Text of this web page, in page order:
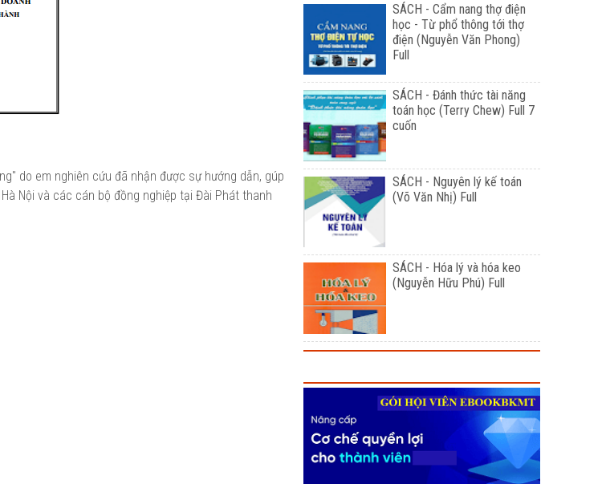
do em nghiên cứu đã nhận được sự hướng dẫn, gúp
Nội và các cán bộ đồng nghiệp tại Đài Phát thanh
SÁCH - Cẩm nang thợ điện
học - Từ phổ thông tới thợ
điện (Nguyễn Văn Phong)
Full
SÁCH - Đánh thức tài năng
toán học (Terry Chew) Full 7
cuốn
SÁCH - Nguyên lý kế toán
(Võ Văn Nhị) Full
SÁCH - Hóa lý và hóa keo
(Nguyễn Hữu Phú) Full